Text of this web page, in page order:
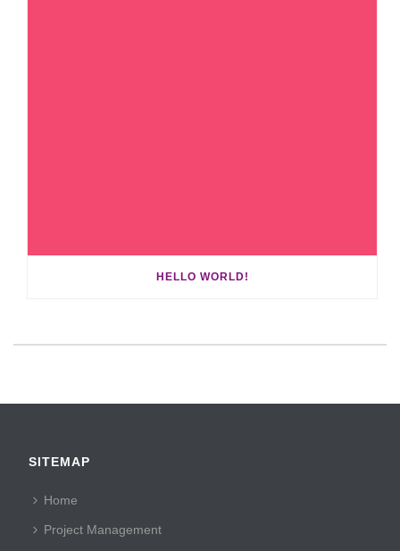
HELLO WORLD!
SITEMAP
Home
Project Management